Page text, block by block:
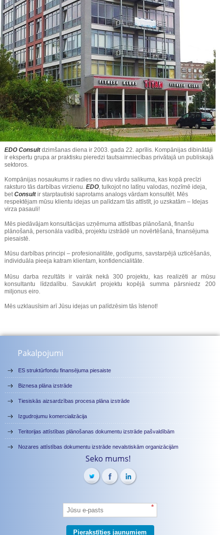
EDO Consultdzimšanas diena ir 2003. gada 22. aprīlis. Kompānijas dibinātāji
ir ekspertu grupa ar praktisku pieredzi tautsaimniecības privātajā un publiskajā
sektoros.
Kompānijas nosaukums ir radies no divu vārdu salikuma, kas kopā precīzi
raksturo tās darbības virzienu.EDO, tulkojot no latīņu valodas, nozīmē ideja,
betConsultir starptautiski saprotams analogs vārdam konsultēt. Mēs
respektējam mūsu klientu idejas un palīdzam tās attīstīt, jo uzskatām – Idejas
virza pasauli!
Mēs piedāvājam konsultācijas uzņēmuma attīstības plānošanā, finanšu
plānošanā, personāla vadībā, projektu izstrādē un novērtēšanā, finansējuma
piesaistē.
Mūsu darbības principi – profesionalitāte, godīgums, savstarpējā uzticēšanās,
individuāla pieeja katram klientam, konfidencialitāte.
Mūsu darba rezultāts ir vairāk nekā 300 projektu, kas realizēti ar mūsu
konsultantu līdzdalību. Savukārt projektu kopējā summa pārsniedz 200
miljonus eiro.
Mēs uzklausīsim arī Jūsu idejas un palīdzēsim tās īstenot!
Pakalpojumi
ES struktūrfondu finansējuma piesaiste
Biznesa plāna izstrāde
Tiesiskās aizsardzības procesa plāna izstrāde
Izgudrojumu komercializācija
Teritorijas attīstības plānošanas dokumentu izstrāde pašvaldībām
Nozares attīstības dokumentu izstrāde nevalstiskām organizācijām
Seko mums!
*
Pierakstīties jaunumiem